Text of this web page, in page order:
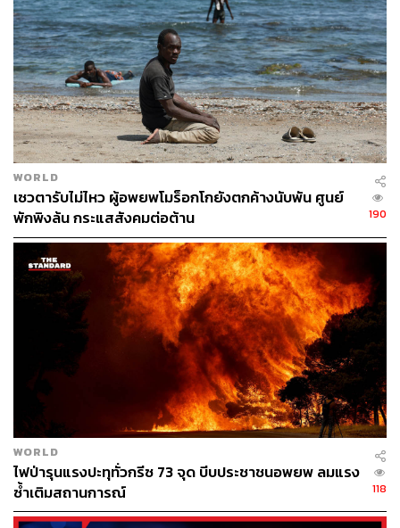
WORLD
เซวตารับไม่ไหว ผู้อพยพโมร็อกโกยังตกค้างนับพัน ศูนย์
พักพิงล้น กระแสสังคมต่อต้าน
190
WORLD
ไฟป่ารุนแรงปะทุทั่วกรีซ 73 จุด บีบประชาชนอพยพ ลมแรง
ซ้ำเติมสถานการณ์
118